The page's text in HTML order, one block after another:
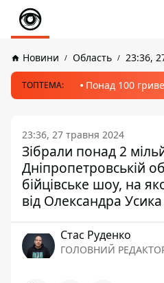
Новини Область 23:36,
ТОПТЕМА: Понад 100
23:36, 27 травня 2024
Зібрали понад 2
Дніпропетровській
бійцівське шоу, на
від Олександра Усика
Стас Руденко
ГОЛОВНИЙ